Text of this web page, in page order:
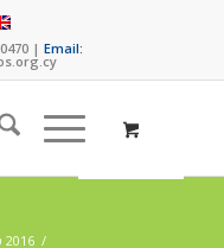
|Email:
2016 /